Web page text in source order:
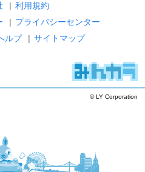
| 利用規約
| プライバシーセンター
ルプ | サイトマップ
© LY Corporation